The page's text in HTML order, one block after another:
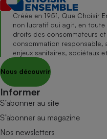
Créée en 1951, Que Choisir
non lucratif qui agit, en
droits des consommateurs
consommation responsable,
enjeux sanitaires, sociétaux
Nous découvrir
Informer
S’abonner au site
S’abonner au magazine
Nos newsletters